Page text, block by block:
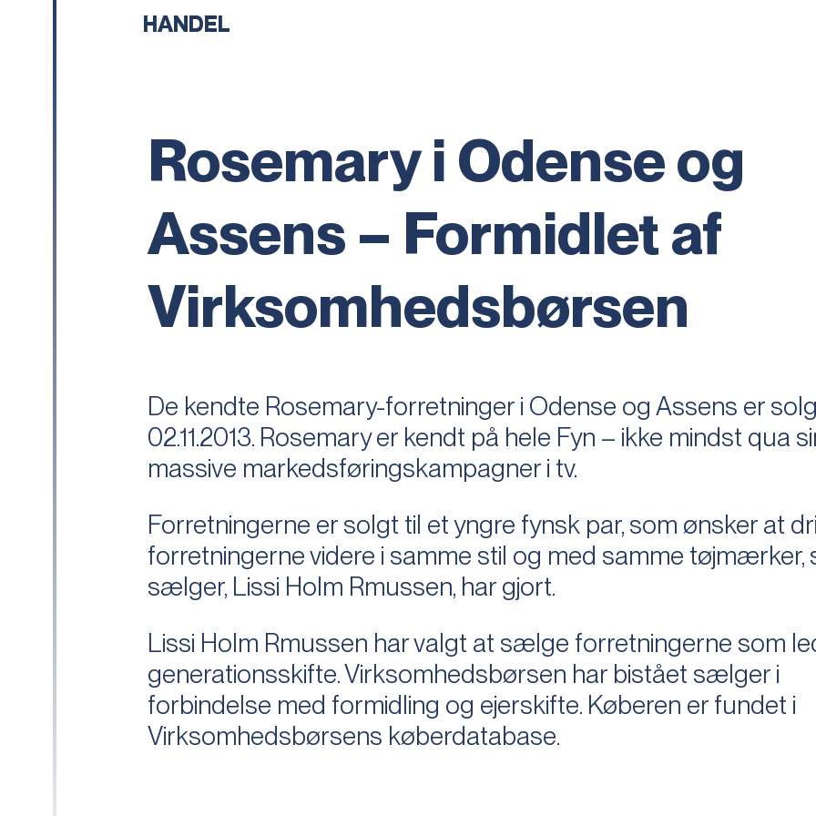
HANDEL
Rosemary i Odense og
Assens – Formidlet af
Virksomhedsbørsen
De kendte Rosemary-forretninger i Odense og Assens er
02.11.2013. Rosemary er kendt på hele Fyn – ikke mindst qua
massive markedsføringskampagner i tv.
Forretningerne er solgt til et yngre fynsk par, som ønsker at
forretningerne videre i samme stil og med samme tøjmærker,
sælger, Lissi Holm Rmussen, har gjort.
Lissi Holm Rmussen har valgt at sælge forretningerne som
generationsskifte. Virksomhedsbørsen har bistået sælger i
forbindelse med formidling og ejerskifte. Køberen er fundet i
Virksomhedsbørsens køberdatabase.